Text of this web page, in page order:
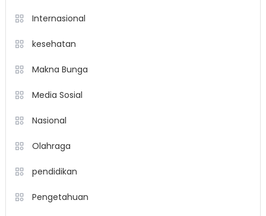
Internasional
kesehatan
Makna Bunga
Media Sosial
Nasional
Olahraga
pendidikan
Pengetahuan